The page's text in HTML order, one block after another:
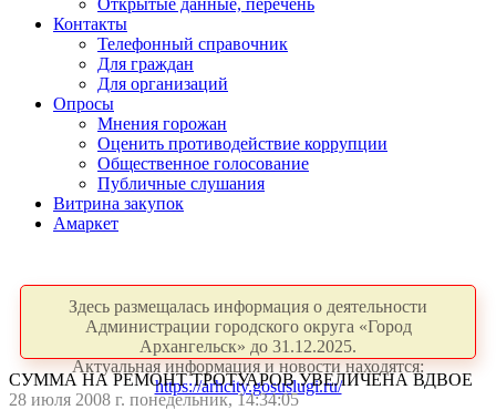
Открытые данные, перечень
Контакты
Телефонный справочник
Для граждан
Для организаций
Опросы
Мнения горожан
Оценить противодействие коррупции
Общественное голосование
Публичные слушания
Витрина закупок
Амаркет
Здесь размещалась информация о деятельности
Администрации городского округа «Город
Архангельск» до 31.12.2025.
Актуальная информация и новости находятся:
https://arhcity.gosuslugi.ru/
СУММА НА РЕМОНТ ТРОТУАРОВ УВЕЛИЧЕНА ВДВОЕ
28 июля 2008 г. понедельник, 14:34:05